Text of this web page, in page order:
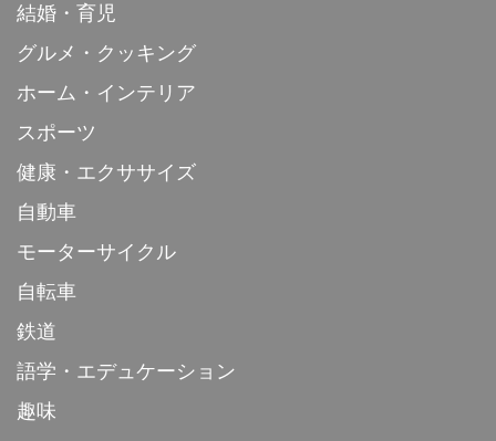
結婚・育児
グルメ・クッキング
ホーム・インテリア
スポーツ
健康・エクササイズ
自動車
モーターサイクル
自転車
鉄道
語学・エデュケーション
趣味